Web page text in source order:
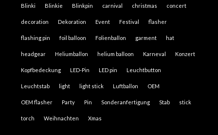
Blinki Blinkie Blinkpin carnival christmas concert
decoration Dekoration Event Festival flasher
flashing pin foil balloon Folienballon garment hat
headgear Heliumballon helium balloon Karneval Konzert
Kopfbedeckung LED-Pin LED pin Leuchtbutton
Leuchtstab light light stick Luftballon OEM
OEM flasher Party Pin Sonderanfertigung Stab stick
torch Weihnachten Xmas